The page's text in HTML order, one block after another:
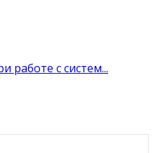
работе с систем...